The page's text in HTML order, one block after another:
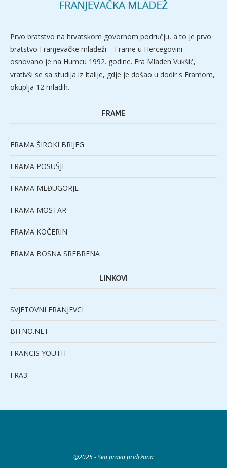
Prvo bratstvo na hrvatskom govornom području, a to je prvo
bratstvo Franjevačke mladeži – Frame u Hercegovini
osnovano je na Humcu 1992. godine. Fra Mladen Vukšić,
vrativši se sa studija iz Italije, gdje je došao u dodir s Framom,
okuplja 12 mladih.
FRAME
FRAMA ŠIROKI BRIJEG
FRAMA POSUŠJE
FRAMA MEĐUGORJE
FRAMA MOSTAR
FRAMA KOČERIN
FRAMA BOSNA SREBRENA
LINKOVI
SVJETOVNI FRANJEVCI
BITNO.NET
FRANCIS YOUTH
FRA3
@2025 - Sva prava pridržana